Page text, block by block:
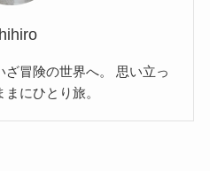
ざ冒険の世界へ。 思い立っ
にひとり旅。